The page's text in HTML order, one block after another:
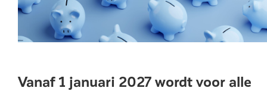
Vanaf 1 januari 2027 wordt voor alle